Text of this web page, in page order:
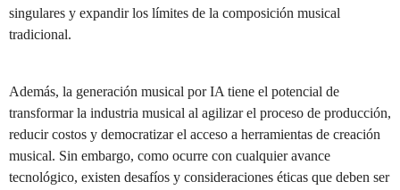
singulares y expandir los límites de la composición musical
tradicional.
Además, la generación musical por IA tiene el potencial de
transformar la industria musical al agilizar el proceso de producción,
reducir costos y democratizar el acceso a herramientas de creación
musical. Sin embargo, como ocurre con cualquier avance
tecnológico, existen desafíos y consideraciones éticas que deben ser